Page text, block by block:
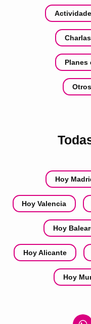
Planes
Hoy
Hoy Valencia
Hoy
Hoy Alicante
Hoy